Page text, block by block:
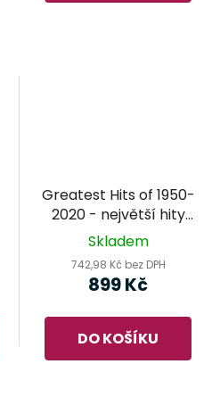
Greatest Hits of 1950-
2020 - největší hity
populární hudby
Skladem
742,98 Kč bez DPH
899 Kč
DO KOŠÍKU